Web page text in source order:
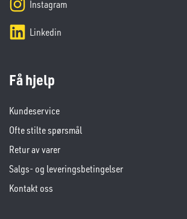
Instagram
Linkedin
Få hjelp
Kundeservice
Ofte stilte spørsmål
Retur av varer
Salgs- og leveringsbetingelser
Kontakt oss